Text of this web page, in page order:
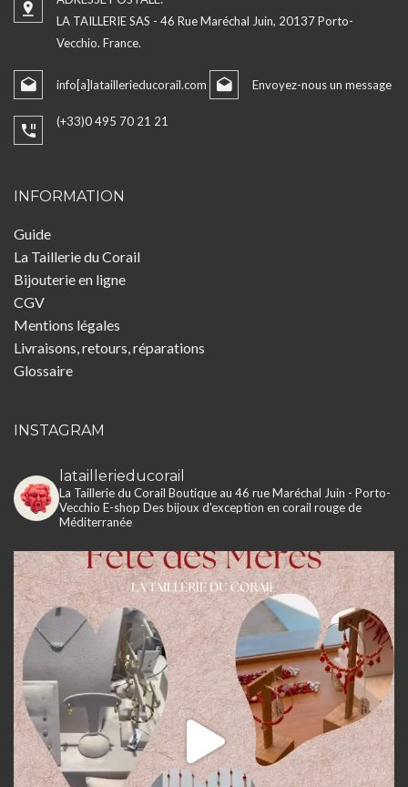
LA TAILLERIE SAS - 46 Rue Maréchal Juin, 20137 Porto-
Vecchio. France.
info[a]lataillerieducorail.com Envoyez-nous un message
(+33)0 495 70 21 21
INFORMATION
Guide
La Taillerie du Corail
Bijouterie en ligne
CGV
Mentions légales
Livraisons, retours, réparations
Glossaire
INSTAGRAM
lataillerieducorail
La Taillerie du Corail Boutique au 46 rue Maréchal Juin - Porto-
Vecchio E-shop Des bijoux d'exception en corail rouge de
Méditerranée